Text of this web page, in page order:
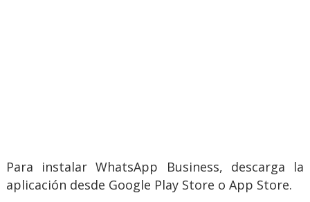
Para instalar WhatsApp Business, descarga la
aplicación desde Google Play Store o App Store.